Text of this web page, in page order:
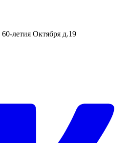
летия Октября д.19